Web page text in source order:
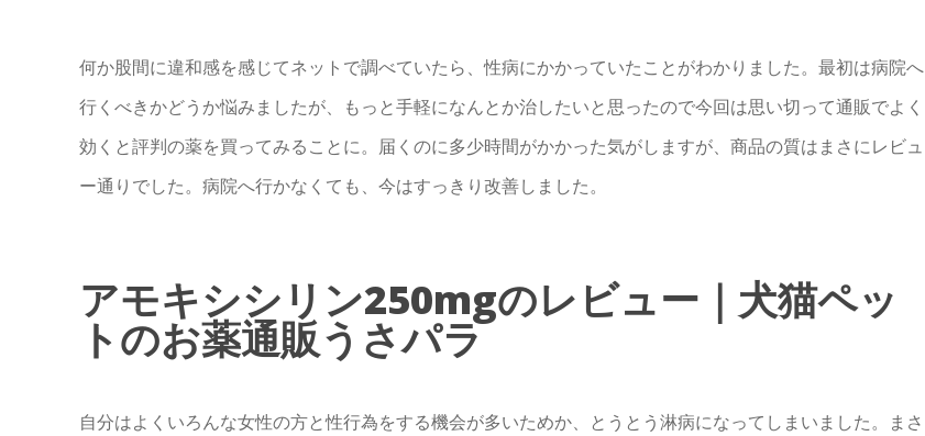
何か股間に違和感を感じてネットで調べていたら、性病にかかっていたことがわかりました。最初は病院へ
行くべきかどうか悩みましたが、もっと手軽になんとか治したいと思ったので今回は思い切って通販でよく
効くと評判の薬を買ってみることに。届くのに多少時間がかかった気がしますが、商品の質はまさにレビュ
ー通りでした。病院へ行かなくても、今はすっきり改善しました。
アモキシシリン250mgのレビュー｜犬猫ペッ
トのお薬通販うさパラ
自分はよくいろんな女性の方と性行為をする機会が多いためか、とうとう淋病になってしまいました。まさ